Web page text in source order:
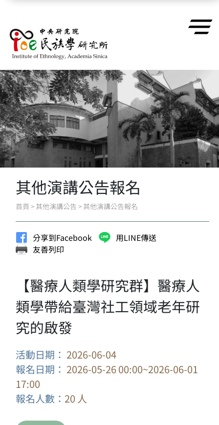
其他演講公告報名
首頁 > 其他演講公告 > 其他演講公告報名
分享到Facebook
用LINE傳送
友善列印
【醫療人類學研究群】醫療人
類學帶給臺灣社工領域老年研
究的啟發
活動日期： 2026-06-04
報名日期： 2026-05-26 00:00~2026-06-01
17:00
報名人數： 20 人